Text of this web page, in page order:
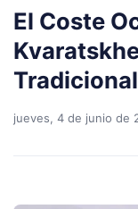
El Coste
jueves, 4 de junio de